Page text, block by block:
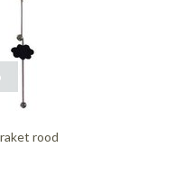
rood